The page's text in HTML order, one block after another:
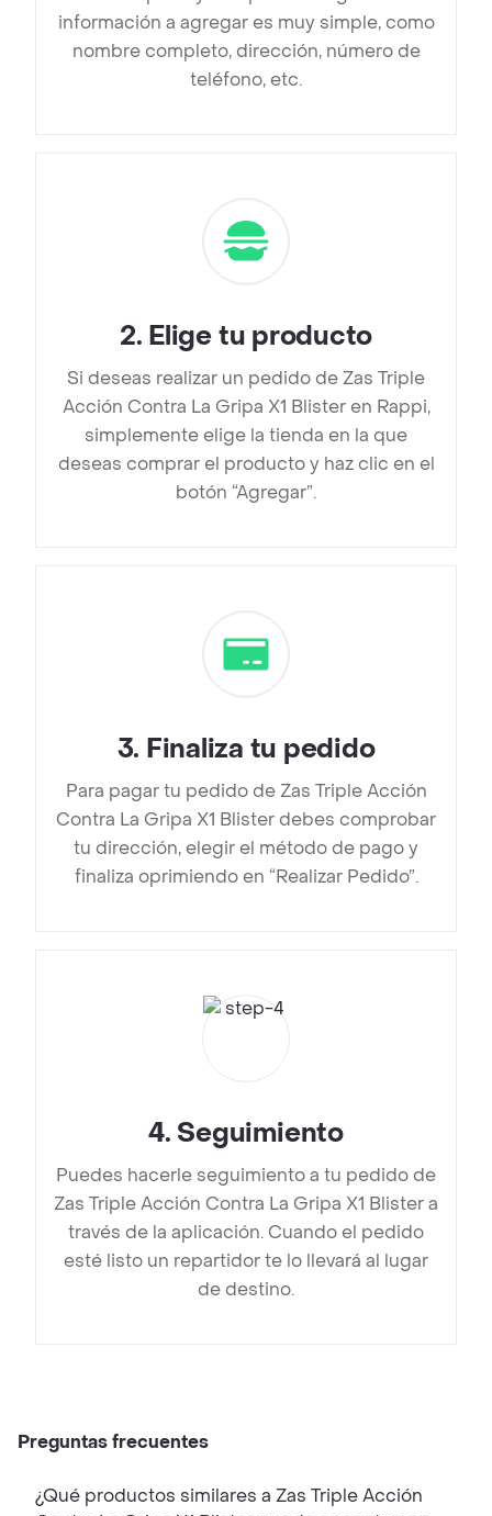
información a agregar es muy simple, como
nombre completo, dirección, número de
teléfono, etc.
2. Elige tu producto
Si deseas realizar un pedido de Zas Triple
Acción Contra La Gripa X1 Blister en Rappi,
simplemente elige la tienda en la que
deseas comprar el producto y haz clic en el
botón “Agregar”.
3. Finaliza tu pedido
Para pagar tu pedido de Zas Triple Acción
Contra La Gripa X1 Blister debes comprobar
tu dirección, elegir el método de pago y
finaliza oprimiendo en “Realizar Pedido”.
4. Seguimiento
Puedes hacerle seguimiento a tu pedido de
Zas Triple Acción Contra La Gripa X1 Blister a
través de la aplicación. Cuando el pedido
esté listo un repartidor te lo llevará al lugar
de destino.
Preguntas frecuentes
¿Qué productos similares a Zas Triple Acción